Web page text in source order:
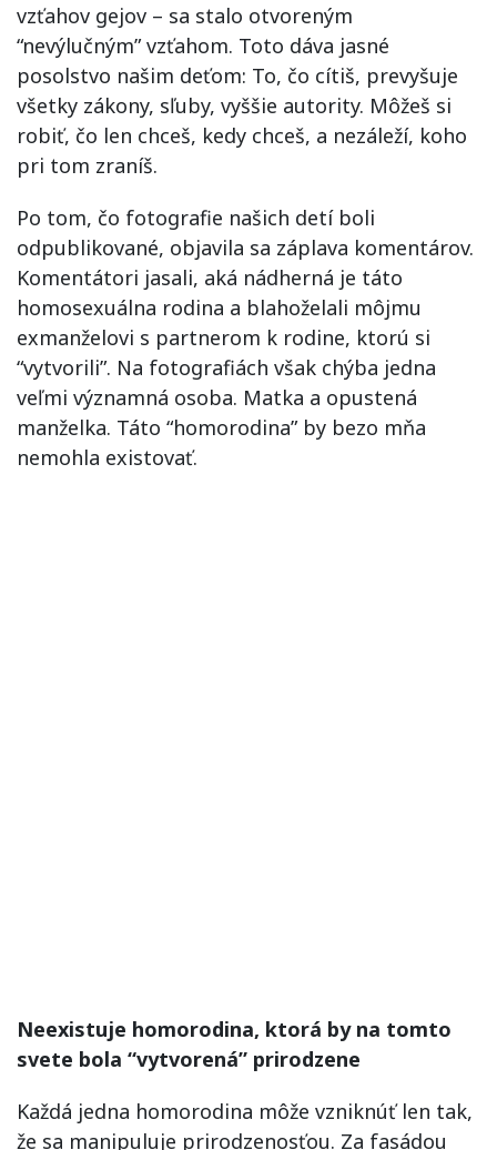
vzťahov gejov – sa stalo otvoreným
“nevýlučným” vzťahom. Toto dáva jasné
posolstvo našim deťom: To, čo cítiš, prevyšuje
všetky zákony, sľuby, vyššie autority. Môžeš si
robiť, čo len chceš, kedy chceš, a nezáleží, koho
pri tom zraníš.
Po tom, čo fotografie našich detí boli
odpublikované, objavila sa záplava komentárov.
Komentátori jasali, aká nádherná je táto
homosexuálna rodina a blahoželali môjmu
exmanželovi s partnerom k rodine, ktorú si
“vytvorili”. Na fotografiách však chýba jedna
veľmi významná osoba. Matka a opustená
manželka. Táto “homorodina” by bezo mňa
nemohla existovať.
Neexistuje homorodina, ktorá by na tomto
svete bola “vytvorená” prirodzene
Každá jedna homorodina môže vzniknúť len tak,
že sa manipuluje prirodzenosťou. Za fasádou